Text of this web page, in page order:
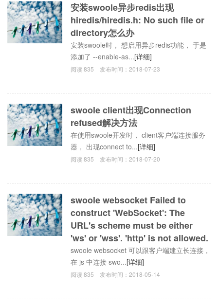
安装swoole异步redis出现
hiredis/hiredis.h: No such file or
directory怎么办
安装swoole时， 想启用异步redis功能， 于是
添加了 --enable-as...[详细]
阅读835 发布时间：2018-07-23
swoole client出现Connection
refused解决方法
在使用swoole开发时， client客户端连接服务
器， 出现connect to...[详细]
阅读835 发布时间：2018-07-20
swoole websocket Failed to
construct 'WebSocket': The
URL's scheme must be either
'ws' or 'wss'. 'http' is not allowed.
swoole websocket 可以跟客户端建立长连接，
在 js 中连接 swo...[详细]
阅读835 发布时间：2018-05-14